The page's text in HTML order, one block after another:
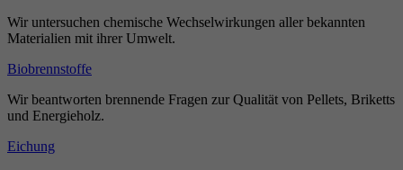
Wir untersuchen chemische Wechselwirkungen aller bekannten
Materialien mit ihrer Umwelt.
Biobrennstoffe
Wir beantworten brennende Fragen zur Qualität von Pellets, Briketts
und Energieholz.
Eichung